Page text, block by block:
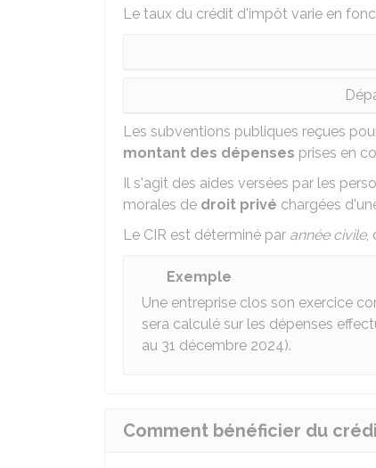
Le taux du crédit d'impôt varie en
Les subventions publiques reçues
montant des dépenses prises en
Il s'agit des aides versées par les
morales de droit privé chargées
Le CIR est déterminé par année civile,
Exemple
Une entreprise clos son exercice
sera calculé sur les dépenses
au 31 décembre 2024).
Comment bénéficier du